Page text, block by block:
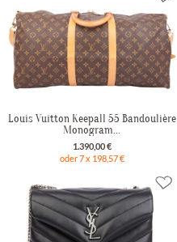
Louis Vuitton Keepall 55 Bandoulière
Monogram...
oder 7 x 198,57 €
1.390,00 €